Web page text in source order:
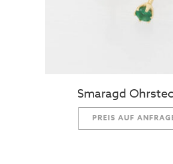
Smaragd
PREIS AUF